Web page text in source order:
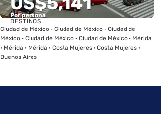
Por persona
Ver
DESTINOS
Ciudad de México · Ciudad de México · Ciudad de
México · Ciudad de México · Ciudad de México · Mérida
· Mérida · Mérida · Costa Mujeres · Costa Mujeres ·
Buenos Aires